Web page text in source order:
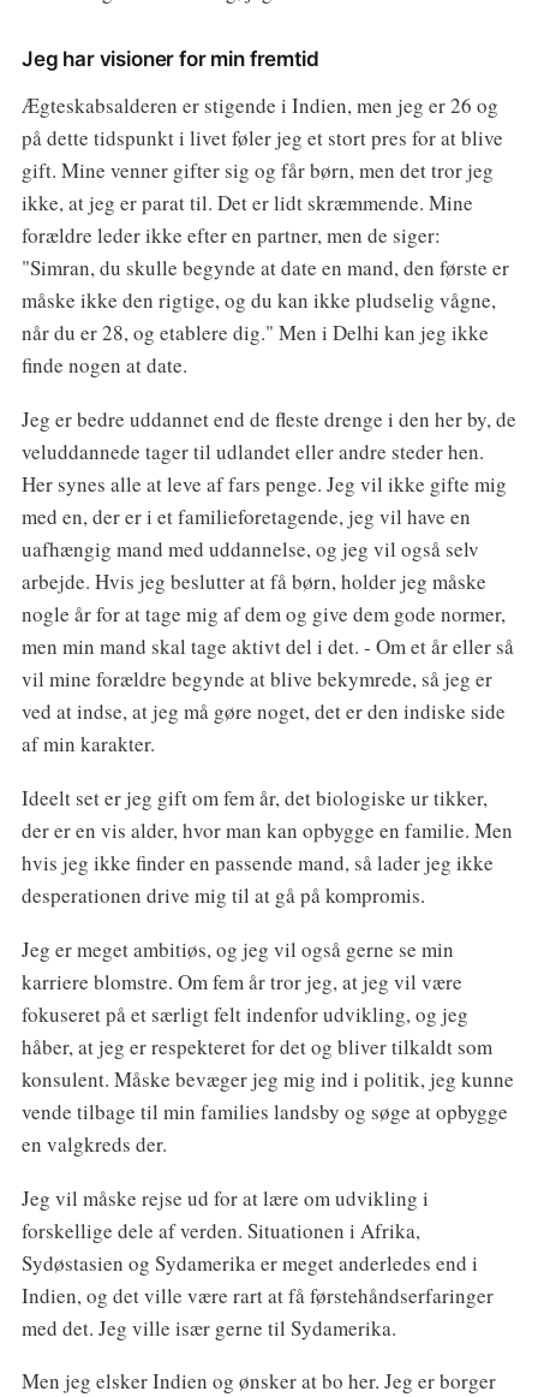
Jeg har visioner for min fremtid
Ægteskabsalderen er stigende i Indien, men jeg er 26 og
på dette tidspunkt i livet føler jeg et stort pres for at blive
gift. Mine venner gifter sig og får børn, men det tror jeg
ikke, at jeg er parat til. Det er lidt skræmmende. Mine
forældre leder ikke efter en partner, men de siger:
"Simran, du skulle begynde at date en mand, den første er
måske ikke den rigtige, og du kan ikke pludselig vågne,
når du er 28, og etablere dig." Men i Delhi kan jeg ikke
finde nogen at date.
Jeg er bedre uddannet end de fleste drenge i den her by, de
veluddannede tager til udlandet eller andre steder hen.
Her synes alle at leve af fars penge. Jeg vil ikke gifte mig
med en, der er i et familieforetagende, jeg vil have en
uafhængig mand med uddannelse, og jeg vil også selv
arbejde. Hvis jeg beslutter at få børn, holder jeg måske
nogle år for at tage mig af dem og give dem gode normer,
men min mand skal tage aktivt del i det. - Om et år eller så
vil mine forældre begynde at blive bekymrede, så jeg er
ved at indse, at jeg må gøre noget, det er den indiske side
af min karakter.
Ideelt set er jeg gift om fem år, det biologiske ur tikker,
der er en vis alder, hvor man kan opbygge en familie. Men
hvis jeg ikke finder en passende mand, så lader jeg ikke
desperationen drive mig til at gå på kompromis.
Jeg er meget ambitiøs, og jeg vil også gerne se min
karriere blomstre. Om fem år tror jeg, at jeg vil være
fokuseret på et særligt felt indenfor udvikling, og jeg
håber, at jeg er respekteret for det og bliver tilkaldt som
konsulent. Måske bevæger jeg mig ind i politik, jeg kunne
vende tilbage til min families landsby og søge at opbygge
en valgkreds der.
Jeg vil måske rejse ud for at lære om udvikling i
forskellige dele af verden. Situationen i Afrika,
Sydøstasien og Sydamerika er meget anderledes end i
Indien, og det ville være rart at få førstehåndserfaringer
med det. Jeg ville især gerne til Sydamerika.
Men jeg elsker Indien og ønsker at bo her. Jeg er borger